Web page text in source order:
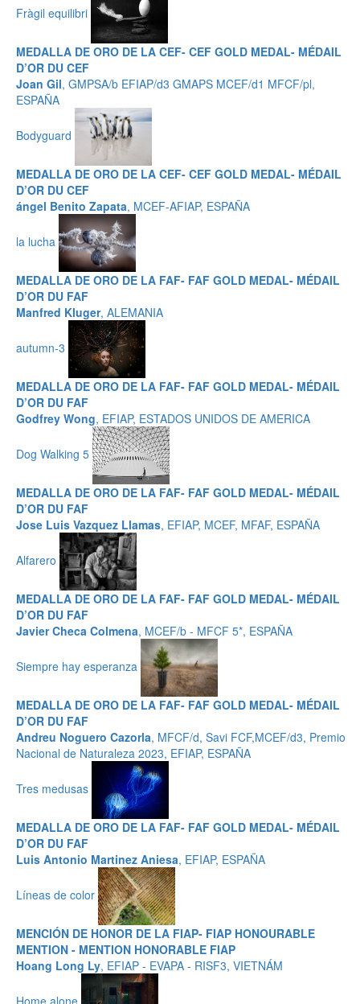
Fràgil equilibri
MEDALLA DE ORO DE LA CEF- CEF GOLD MEDAL- MÉDAIL
D’OR DU CEF
Joan Gil, GMPSA/b EFIAP/d3 GMAPS MCEF/d1 MFCF/pl,
ESPAÑA
Bodyguard
MEDALLA DE ORO DE LA CEF- CEF GOLD MEDAL- MÉDAIL
D’OR DU CEF
ángel Benito Zapata, MCEF-AFIAP, ESPAÑA
la lucha
MEDALLA DE ORO DE LA FAF- FAF GOLD MEDAL- MÉDAIL
D’OR DU FAF
Manfred Kluger, ALEMANIA
autumn-3
MEDALLA DE ORO DE LA FAF- FAF GOLD MEDAL- MÉDAIL
D’OR DU FAF
Godfrey Wong, EFIAP, ESTADOS UNIDOS DE AMERICA
Dog Walking 5
MEDALLA DE ORO DE LA FAF- FAF GOLD MEDAL- MÉDAIL
D’OR DU FAF
Jose Luis Vazquez Llamas, EFIAP, MCEF, MFAF, ESPAÑA
Alfarero
MEDALLA DE ORO DE LA FAF- FAF GOLD MEDAL- MÉDAIL
D’OR DU FAF
Javier Checa Colmena, MCEF/b - MFCF 5*, ESPAÑA
Siempre hay esperanza
MEDALLA DE ORO DE LA FAF- FAF GOLD MEDAL- MÉDAIL
D’OR DU FAF
Andreu Noguero Cazorla, MFCF/d, Savi FCF,MCEF/d3, Premio
Nacional de Naturaleza 2023, EFIAP, ESPAÑA
Tres medusas
MEDALLA DE ORO DE LA FAF- FAF GOLD MEDAL- MÉDAIL
D’OR DU FAF
Luis Antonio Martinez Aniesa, EFIAP, ESPAÑA
Líneas de color
MENCIÓN DE HONOR DE LA FIAP- FIAP HONOURABLE
MENTION - MENTION HONORABLE FIAP
Hoang Long Ly, EFIAP - EVAPA - RISF3, VIETNÁM
Home alone